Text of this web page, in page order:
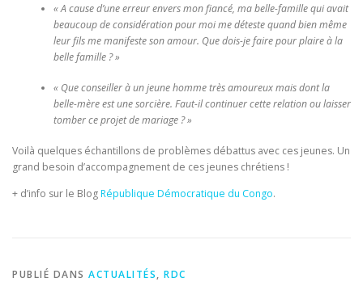
« A cause d’une erreur envers mon fiancé, ma belle-famille qui avait
beaucoup de considération pour moi me déteste quand bien même
leur fils me manifeste son amour. Que dois-je faire pour plaire à la
belle famille ? »
« Que conseiller à un jeune homme très amoureux mais dont la
belle-mère est une sorcière. Faut-il continuer cette relation ou laisser
tomber ce projet de mariage ? »
Voilà quelques échantillons de problèmes débattus avec ces jeunes. Un
grand besoin d’accompagnement de ces jeunes chrétiens !
+ d’info sur le BlogRépublique Démocratique du Congo.
PUBLIÉ DANS ACTUALITÉS, RDC